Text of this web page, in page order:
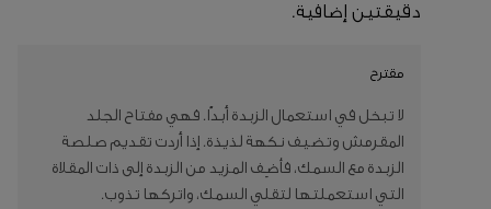
دقيقتين إضافية.
مقترح
لا تبخل في استعمال الزبدة أبدًا. فهي مفتاح الجلد
المقرمش وتضيف نكهة لذيذة. إذا أردت تقديم صلصة
الزبدة مع السمك، فأضِف المزيد من الزبدة إلى ذات المقلاة
التي استعملتها لتقلي السمك، واتركها تذوب.